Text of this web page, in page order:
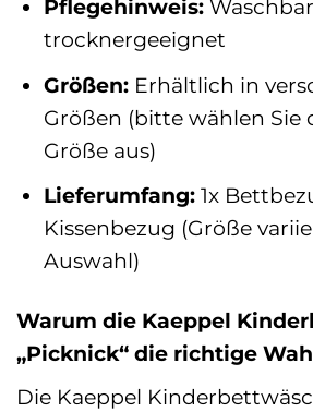
Pflegehinweis:
trocknergeeignet
Größen: Erhältlich in
Größen (bitte wählen Sie
Größe aus)
Lieferumfang: 1x
Kissenbezug (Größe
Auswahl)
Warum die Kaeppel
„Picknick“ die richtige
Die Kaeppel